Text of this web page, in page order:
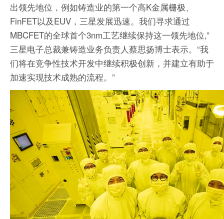
出领先地位，例如铸造业的第一个高K金属栅极、
FinFET以及EUV，三星发展迅速。我们寻求通过
MBCFET的全球首个3nm工艺继续保持这一领先地位,”
三星电子总裁兼铸造业务负责人蔡思扬博士表示。“我
们将在竞争性技术开发中继续积极创新，并建立有助于
加速实现技术成熟的流程。”